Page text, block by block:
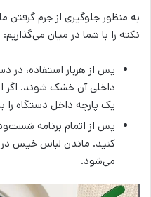
به منظور جلوگیری از جرم
نکته را با شما در میان می‌گذاریم:
پس از هربار استفاده، در
داخلی آن خشک شوند. اگر
یک پارچه داخل دستگاه
پس از اتمام برنامه
کنید. ماندن لباس خیس
می‌شود.